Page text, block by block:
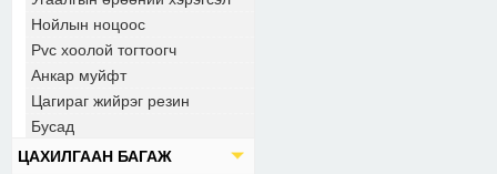
Нойлын ноцоос
Pvc хоолой тогтоогч
Анкар муйфт
Цагираг жийрэг резин
Бусад
ЦАХИЛГААН БАГАЖ